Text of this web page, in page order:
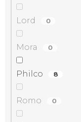
Lord 0
Mora 0
Philco 8
Romo 0